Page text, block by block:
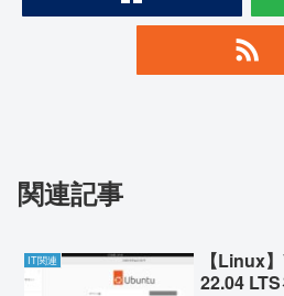
関連記事
IT関連
【Linux
22.04